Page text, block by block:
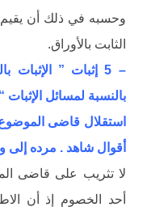
وحسبه في ذلك أن يقيم
الثابت بالأوراق.
– 5 إثبات ”
بالنسبة لمسائل الإثبات
استقلال قاضى الموضوع
أقوال شاهد . مرده إلى
لا تثريب على قاضى
أحد الخصوم إذ أن